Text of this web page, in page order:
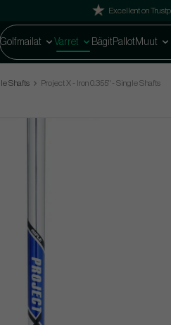
Excellent on
Golfmailat Varret Bägit Pallot Muut
Shafts Project X - Iron 0.355" - Single Shafts